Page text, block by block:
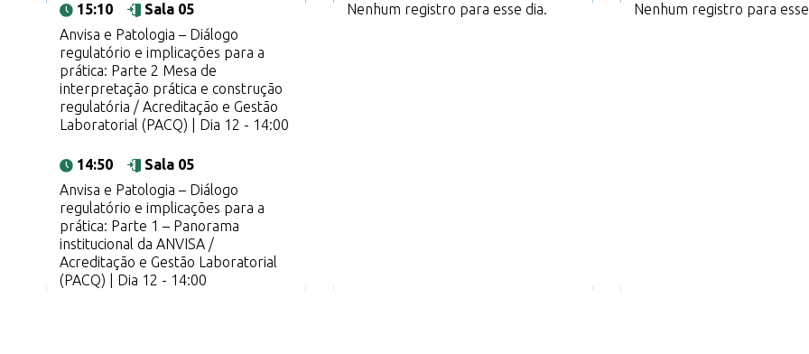
15:10
Sala 05
Anvisa e Patologia – Diálogo
regulatório e implicações para a
prática: Parte 2 Mesa de
interpretação prática e construção
regulatória / Acreditação e Gestão
Laboratorial (PACQ) | Dia 12 - 14:00
14:50
Sala 05
Anvisa e Patologia – Diálogo
regulatório e implicações para a
prática: Parte 1 – Panorama
institucional da ANVISA /
Acreditação e Gestão Laboratorial
(PACQ) | Dia 12 - 14:00
Nenhum registro para esse dia. Nenhum registro para